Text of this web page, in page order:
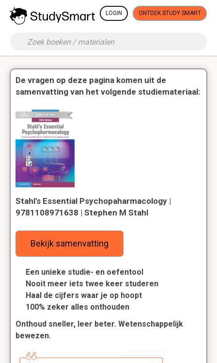
LOGIN ONTDEK STUDY SMART
De vragen op deze pagina komen uit de
samenvatting van het volgende studiemateriaal:
Stahl's Essential Psychopaharmacology |
9781108971638 | Stephen M Stahl
Bekijk samenvatting
Een unieke studie- en oefentool
Nooit meer iets twee keer studeren
Haal de cijfers waar je op hoopt
100% zeker alles onthouden
Onthoud sneller, leer beter. Wetenschappelijk
bewezen.